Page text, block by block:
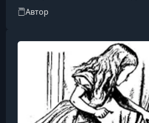
реализации сложных,
неординарных проектов в
керамогранитом.
Автор